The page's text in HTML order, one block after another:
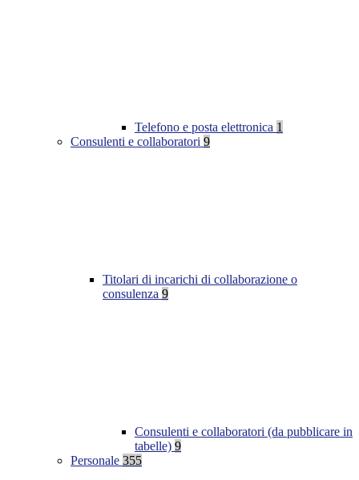
Telefono e posta elettronica 1
Consulenti e collaboratori 9
Titolari di incarichi di collaborazione o
consulenza 9
Consulenti e collaboratori (da pubblicare in
tabelle) 9
Personale 355